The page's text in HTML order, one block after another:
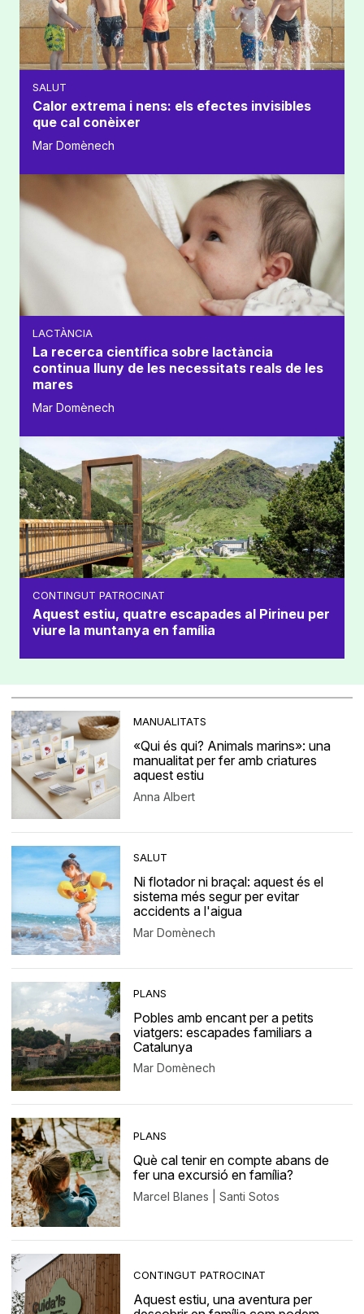
SALUT
Calor extrema i nens: els efectes invisibles
que cal conèixer
Mar Domènech
LACTÀNCIA
La recerca científica sobre lactància
continua lluny de les necessitats reals de les
mares
Mar Domènech
CONTINGUT PATROCINAT
Aquest estiu, quatre escapades al Pirineu per
viure la muntanya en família
MANUALITATS
«Qui és qui? Animals marins»: una
manualitat per fer amb criatures
aquest estiu
Anna Albert
SALUT
Ni flotador ni braçal: aquest és el
sistema més segur per evitar
accidents a l'aigua
Mar Domènech
PLANS
Pobles amb encant per a petits
viatgers: escapades familiars a
Catalunya
Mar Domènech
PLANS
Què cal tenir en compte abans de
fer una excursió en família?
Marcel Blanes | Santi Sotos
CONTINGUT PATROCINAT
Aquest estiu, una aventura per